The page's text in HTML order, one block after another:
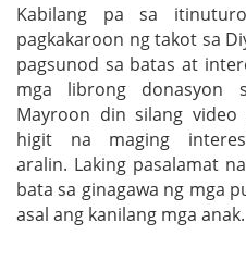
Kabilang pa sa
pagkakaroon ng takot sa
pagsunod sa batas at
mga librong donasyon
Mayroon din silang
higit na maging
aralin. Laking pasalamat
bata sa ginagawa ng mga
asal ang kanilang mga anak.